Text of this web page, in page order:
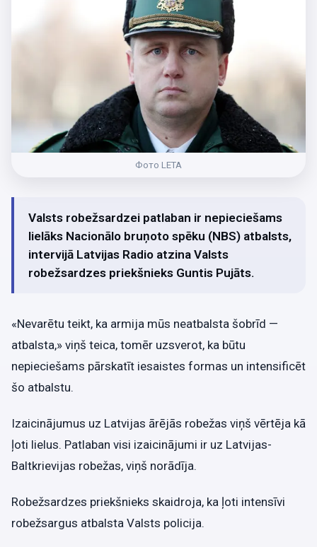
Фото LETA
Valsts robežsardzei patlaban ir nepieciešams
lielāks Nacionālo bruņoto spēku (NBS) atbalsts,
intervijā Latvijas Radio atzina Valsts
robežsardzes priekšnieks Guntis Pujāts.
«Nevarētu teikt, ka armija mūs neatbalsta šobrīd —
atbalsta,» viņš teica, tomēr uzsverot, ka būtu
nepieciešams pārskatīt iesaistes formas un intensificēt
šo atbalstu.
Izaicinājumus uz Latvijas ārējās robežas viņš vērtēja kā
ļoti lielus. Patlaban visi izaicinājumi ir uz Latvijas-
Baltkrievijas robežas, viņš norādīja.
Robežsardzes priekšnieks skaidroja, ka ļoti intensīvi
robežsargus atbalsta Valsts policija.